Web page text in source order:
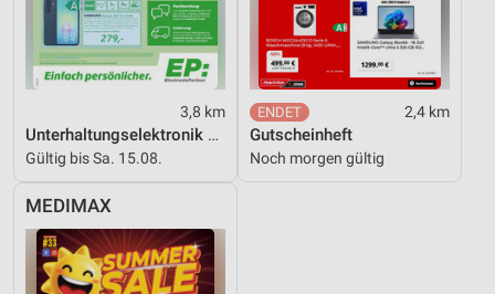
3,8 km
Unterhaltungselektronik 08/2026
Gültig bis Sa. 15.08.
2,4 km
Gutscheinheft
Noch morgen gültig
MEDIMAX
Verwendung von Profilen zur Auswahl
personalisierter Werbung
Erstellung von Profilen zur Personalisierung
von Inhalten
Verwendung von Profilen zur Auswahl
Messung der Werbeleistung
Messung der Performance von Inhalten